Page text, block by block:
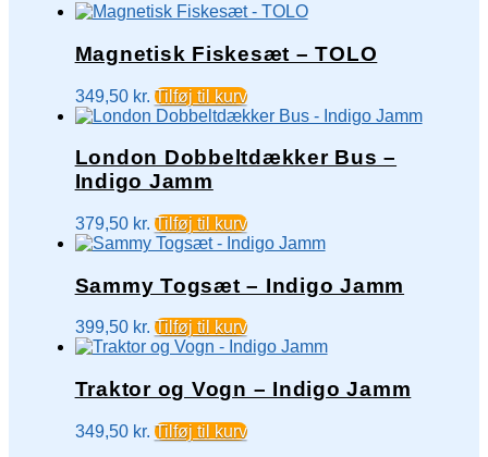
Magnetisk Fiskesæt – TOLO
349,50 kr. Tilføj til kurv
London Dobbeltdækker Bus –
Indigo Jamm
379,50 kr. Tilføj til kurv
Sammy Togsæt – Indigo Jamm
399,50 kr. Tilføj til kurv
Traktor og Vogn – Indigo Jamm
349,50 kr. Tilføj til kurv